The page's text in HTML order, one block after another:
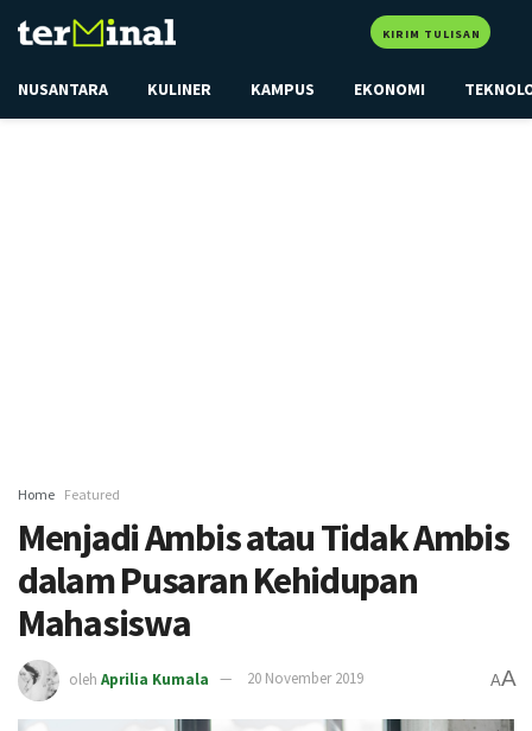
KIRIM TULISAN
NUSANTARA KULINER KAMPUS EKONOMI
Home Featured
Menjadi Ambis atau Tidak Ambis
dalam Pusaran Kehidupan
Mahasiswa
oleh Aprilia Kumala 20 November 2019 AA